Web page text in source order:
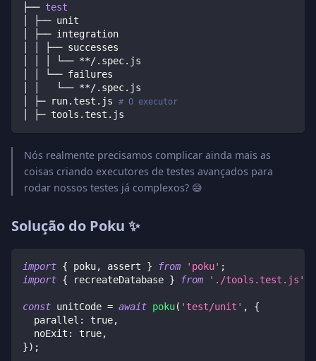
├── test
│ ├── unit
│ ├── integration
│ │ ├── successes
│ │ │ └── **/.spec.js
│ │ └── failures
│ │   └── **/.spec.js
│ ├─ run.test.js # O executor
│ ├─ tools.test.js
Nós realmente precisamos complicar ainda mais as
coisas criando executores de testes avançados para
rodar nossos testes já complexos? 😅
Solução do Poku ✨
import { poku, assert } from 'poku' ;
import { recreateDatabase } from './tools.test.js'
const unitCode = await poku( 'test/unit' ,
{
  parallel
: true,
  noExit
: true,
}) ;